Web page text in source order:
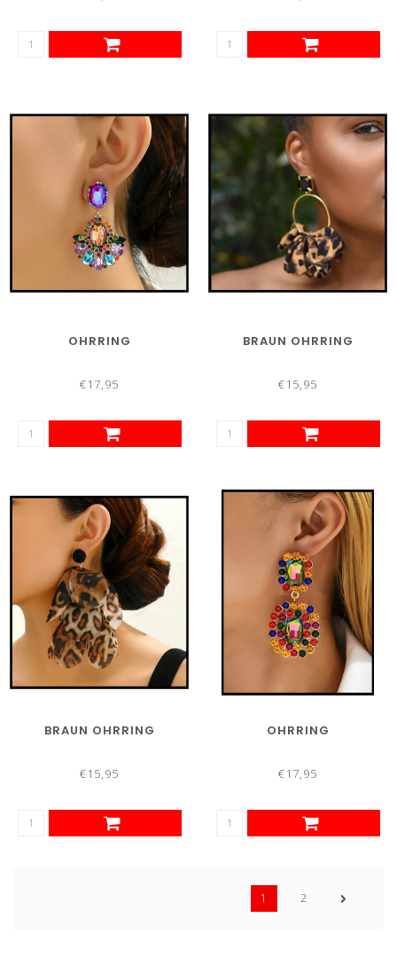
OHRRING
€17,95
BRAUN OHRRING
€15,95
BRAUN OHRRING
€15,95
OHRRING
€17,95
1 2